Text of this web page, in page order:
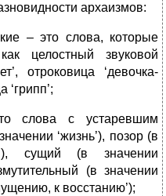
архаизмов:
– это слова, которые
целостный звуковой
отроковица ‘девочка-
‘грипп’;
слова с устаревшим
‘жизнь’), позор (в
сущий (в значении
(в значении
к восстанию’);